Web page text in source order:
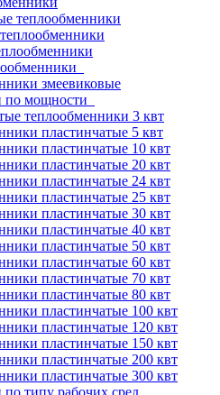
теплообменники
змеевиковые
по мощности
теплообменники 3 квт
пластинчатые 5 квт
пластинчатые 10 квт
пластинчатые 20 квт
пластинчатые 24 квт
пластинчатые 25 квт
пластинчатые 30 квт
пластинчатые 40 квт
пластинчатые 50 квт
пластинчатые 60 квт
пластинчатые 70 квт
пластинчатые 80 квт
пластинчатые 100 квт
пластинчатые 120 квт
пластинчатые 150 квт
пластинчатые 200 квт
пластинчатые 300 квт
типу рабочих сред